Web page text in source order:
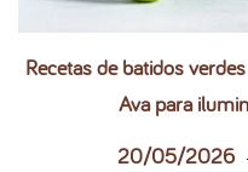
Recetas de batidos
Ava para
P
20/05/2026 2.